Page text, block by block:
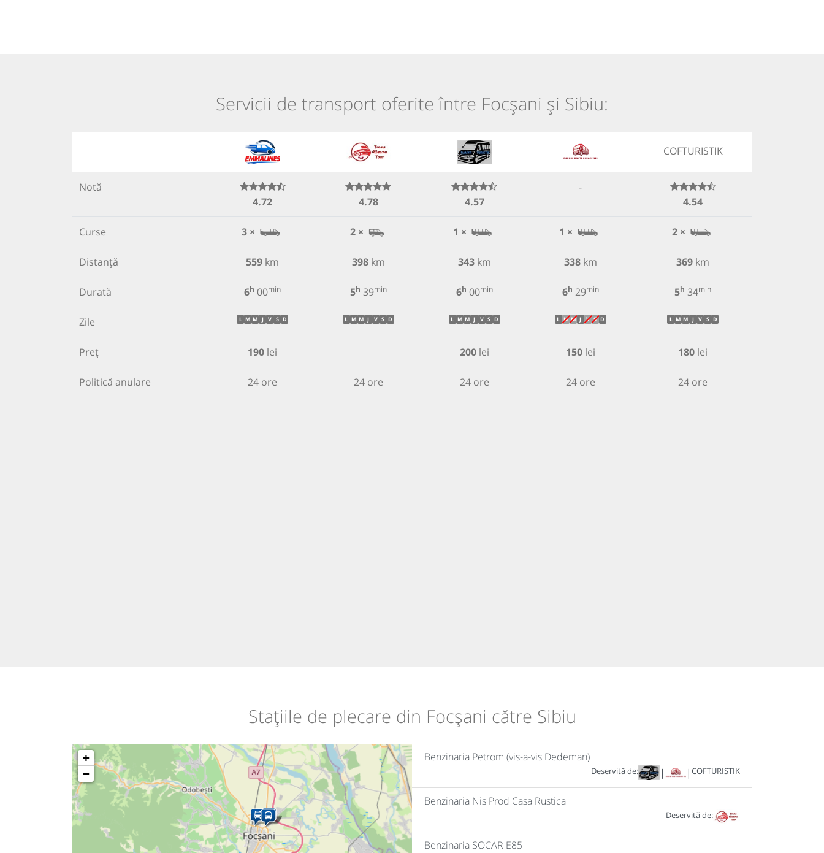
Servicii de transport oferite între Focșani și Sibiu:
COFTURISTIK
Notă
4.72
4.78 4.57
-
4.54
Curse 3 × 2 × 1 × 1 × 2 ×
Distanță 559 km 398km 343km 338km 369 km
Durată 6h 00min 5h 39min 6h 00min 6h 29min 5h 34min
Zile L M M J V S D L M M J V S D L M M J V S D L M M J V S D L M M J V S D
Preț 190 lei 200lei 150lei 180 lei
Politică anulare 24 ore 24 ore 24 ore 24 ore 24 ore
Stațiile de plecare din Focșani către Sibiu
+
−
Benzinaria Petrom (vis-a-vis Dedeman)
Deservită de: | | COFTURISTIK
Benzinaria Nis Prod Casa Rustica
Deservită de:
Benzinaria SOCAR E85